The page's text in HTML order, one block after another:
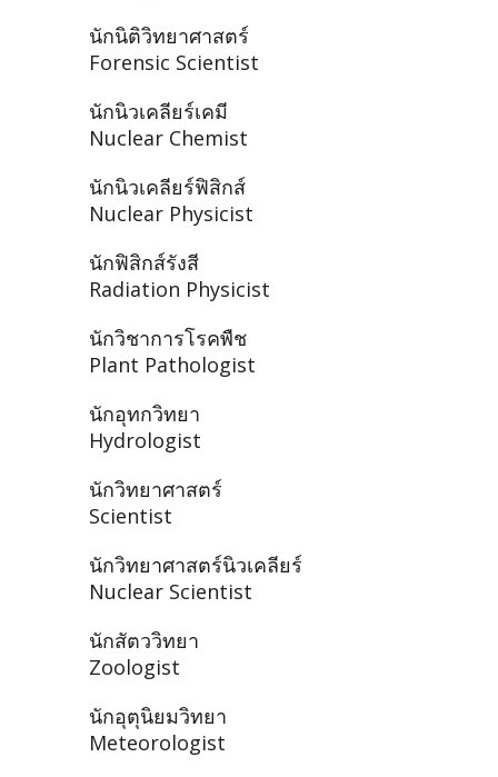
นักนิติวิทยาศาสตร์
Forensic Scientist
นักนิวเคลียร์เคมี
Nuclear Chemist
นักนิวเคลียร์ฟิสิกส์
Nuclear Physicist
นักฟิสิกส์รังสี
Radiation Physicist
นักวิชาการโรคพืช
Plant Pathologist
นักอุทกวิทยา
Hydrologist
นักวิทยาศาสตร์
Scientist
นักวิทยาศาสตร์นิวเคลียร์
Nuclear Scientist
นักสัตววิทยา
Zoologist
นักอุตุนิยมวิทยา
Meteorologist